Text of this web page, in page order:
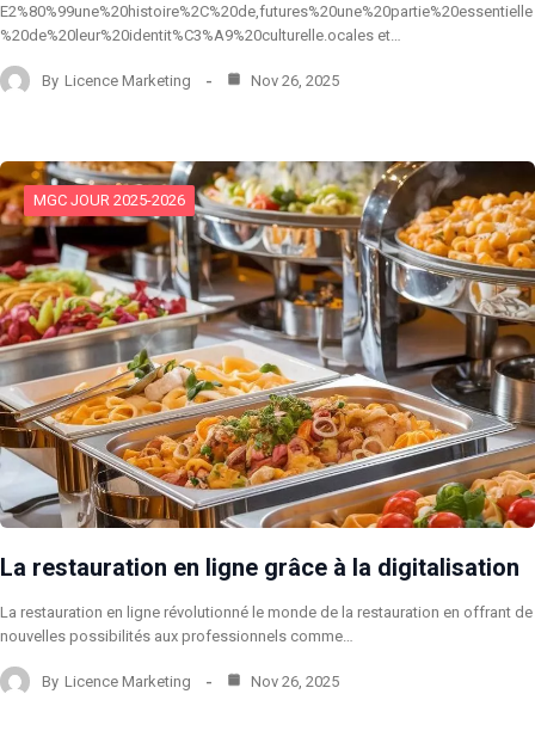
E2%80%99une%20histoire%2C%20de,futures%20une%20partie%20essentielle
%20de%20leur%20identit%C3%A9%20culturelle.ocales et…
By Licence Marketing Nov 26, 2025
MGC JOUR 2025-2026
La restauration en ligne grâce à la digitalisation
La restauration en ligne révolutionné le monde de la restauration en offrant de
nouvelles possibilités aux professionnels comme…
By Licence Marketing Nov 26, 2025